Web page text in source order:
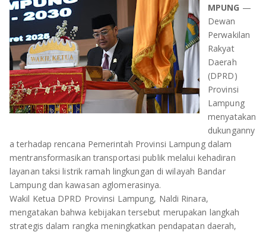
METRO
LAMPUNG TENGAH
LAMPUNG UTARA
LAMPUNG TIMUR
LAMPUNG SELATAN
PESAWARAN
TANGGAMUS
OLAHRAGA
ADVETORIAL
MPUNG —
Dewan
Perwakilan
Rakyat
Daerah
(DPRD)
Provinsi
Lampung
menyatakan
dukunganny
a terhadap rencana Pemerintah Provinsi Lampung dalam
mentransformasikan transportasi publik melalui kehadiran
layanan taksi listrik ramah lingkungan di wilayah Bandar
Lampung dan kawasan aglomerasinya.
Wakil Ketua DPRD Provinsi Lampung, Naldi Rinara,
mengatakan bahwa kebijakan tersebut merupakan langkah
strategis dalam rangka meningkatkan pendapatan daerah,